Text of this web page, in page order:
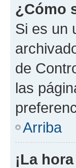
¿Cómo
Si es un
de
las
Arriba
¡La